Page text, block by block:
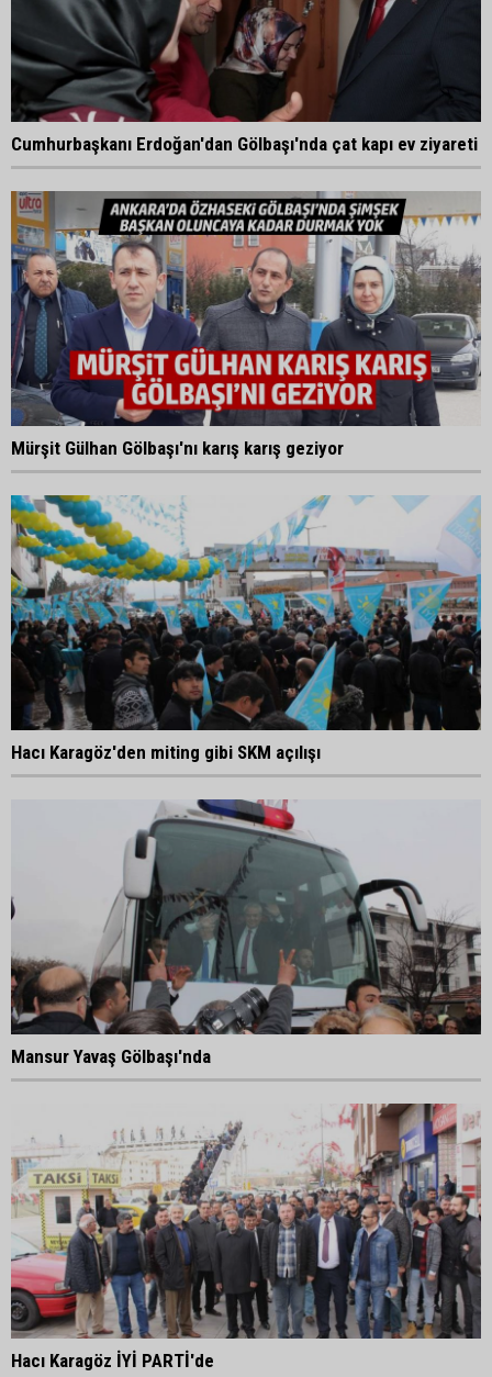
Cumhurbaşkanı Erdoğan'dan Gölbaşı'nda çat kapı ev ziyareti
Mürşit Gülhan Gölbaşı'nı karış karış geziyor
Hacı Karagöz'den miting gibi SKM açılışı
Mansur Yavaş Gölbaşı'nda
Hacı Karagöz İYİ PARTİ'de